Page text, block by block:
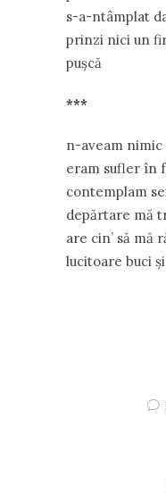
s-a-ntâmplat
prinzi nici un
pușcă
***
n-aveam
eram sufler în
contemplam
depărtare mă
are cin’ să mă
lucitoare buci